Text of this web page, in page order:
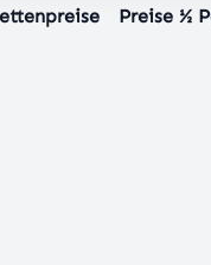
Preise ½